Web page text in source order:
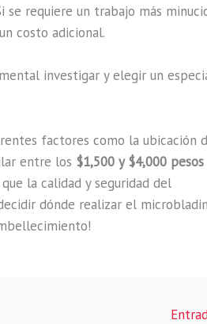
requiere un trabajo más
costo adicional.
investigar y elegir un
factores como la ubicación
entre los $1,500 y $4,000 pesos
la calidad y seguridad del
dónde realizar el